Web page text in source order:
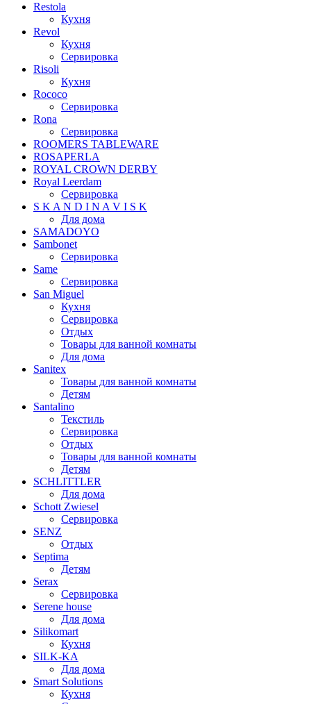
Restola
Кухня
Revol
Кухня
Сервировка
Risoli
Кухня
Rococo
Сервировка
Rona
Сервировка
ROOMERS TABLEWARE
ROSAPERLA
ROYAL CROWN DERBY
Royal Leerdam
Сервировка
S K A N D I N A V I S K
Для дома
SAMADOYO
Sambonet
Сервировка
Same
Сервировка
San Miguel
Кухня
Сервировка
Отдых
Товары для ванной комнаты
Для дома
Sanitex
Товары для ванной комнаты
Детям
Santalino
Текстиль
Сервировка
Отдых
Товары для ванной комнаты
Детям
SCHLITTLER
Для дома
Schott Zwiesel
Сервировка
SENZ
Отдых
Septima
Детям
Serax
Сервировка
Serene house
Для дома
Silikomart
Кухня
SILK-KA
Для дома
Smart Solutions
Кухня